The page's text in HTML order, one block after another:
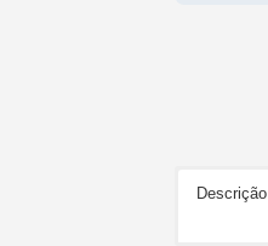
Descrição